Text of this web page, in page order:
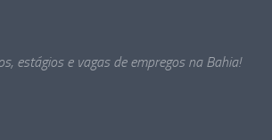
estágios e vagas de empregos na Bahia!